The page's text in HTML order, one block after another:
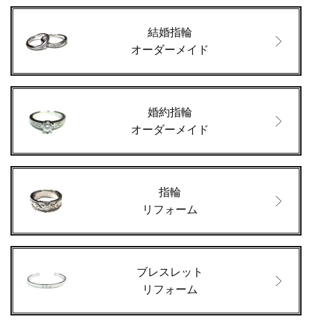
結婚指輪
オーダーメイド
婚約指輪
オーダーメイド
指輪
リフォーム
ブレスレット
リフォーム